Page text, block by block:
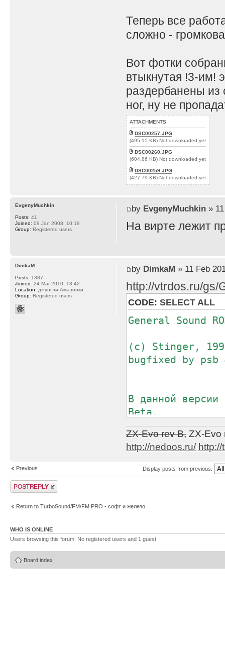
Теперь все
сложно -
Вот фотки
втыкнутая !3-им!
раздербанены из
ног, ну не
ATTACHMENTS
DSC00257.JPG
(495.15 KB) Not downloaded yet
DSC00260.JPG
(604.86 KB) Not downloaded yet
DSC00259.JPG
(427.79 KB) Not downloaded yet
by EvgenyMuchkin» 11
На вирте лежит
EvgenyMuchkin
Posts: 41
Joined: 09 Jan 2008, 10:18
Group: Registered users
by DimkaM » 11 Feb
http://vtrdos.ru/gs/
CODE: SELECT ALL
General Sound
(с) Stinger,
bugfixed by psb
В данной версии
Beta.
1. Глюк с
её скорость
задержка
позицию,
ZX-Evo rev B,ZX-Evo
http://nedoos.ru/
DimkaM
Posts: 1387
Joined: 24 Mar 2010, 13:42
Location: джунгли Амазонки
Group: Registered users
Previous Display posts from previous:
Post a reply
Return to TurboSound/FM/FM PRO - софт и железо
WHO IS ONLINE
Users browsing this forum: No registered users and 1 guest
Board index